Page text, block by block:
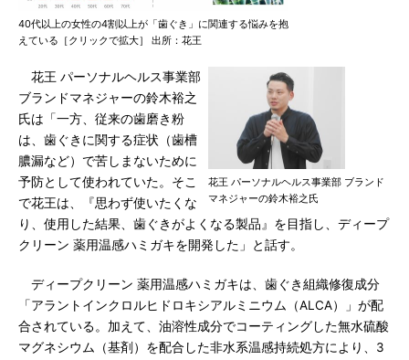
40代以上の女性の4割以上が「歯ぐき」に関連する悩みを抱
えている［クリックで拡大］ 出所：花王
花王 パーソナルヘルス事業部 ブランド
マネジャーの鈴木裕之氏
花王 パーソナルヘルス事業部
ブランドマネジャーの鈴木裕之
氏は「一方、従来の歯磨き粉
は、歯ぐきに関する症状（歯槽
膿漏など）で苦しまないために
予防として使われていた。そこ
で花王は、『思わず使いたくな
り、使用した結果、歯ぐきがよくなる製品』を目指し、ディープ
クリーン 薬用温感ハミガキを開発した」と話す。
ディープクリーン 薬用温感ハミガキは、歯ぐき組織修復成分
「アラントインクロルヒドロキシアルミニウム（ALCA）」が配
合されている。加えて、油溶性成分でコーティングした無水硫酸
マグネシウム（基剤）を配合した非水系温感持続処方により、3